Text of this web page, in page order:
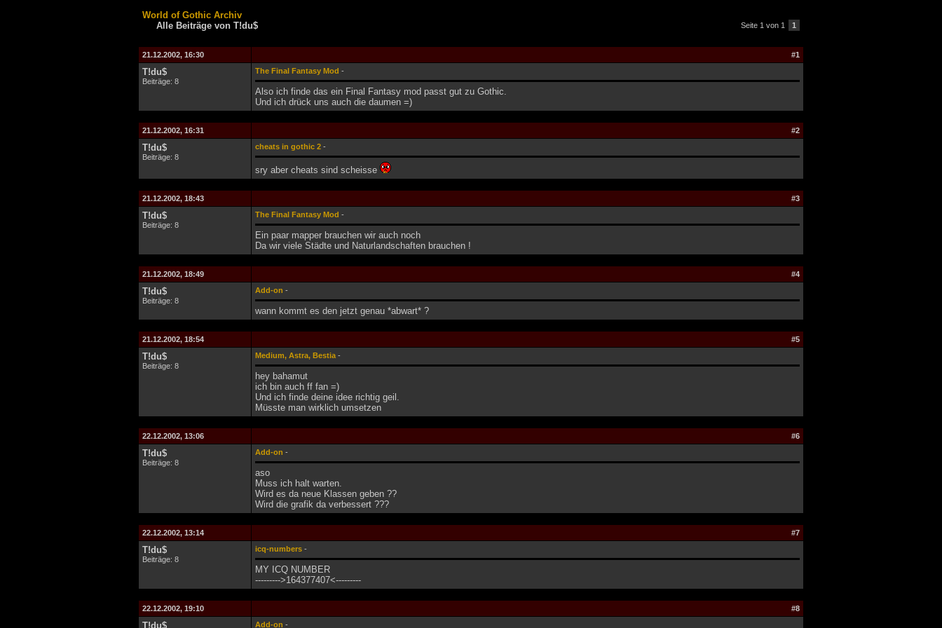
World of Gothic Archiv
Alle Beiträge von T!du$
Seite 1 von 1 1
21.12.2002, 16:30 #1
T!du$
Beiträge: 8
The Final Fantasy Mod -
Also ich finde das ein Final Fantasy mod passt gut zu Gothic.
Und ich drück uns auch die daumen =)
21.12.2002, 16:31 #2
T!du$
Beiträge: 8
cheats in gothic 2 -
sry aber cheats sind scheisse
21.12.2002, 18:43 #3
T!du$
Beiträge: 8
The Final Fantasy Mod -
Ein paar mapper brauchen wir auch noch
Da wir viele Städte und Naturlandschaften brauchen !
21.12.2002, 18:49 #4
T!du$
Beiträge: 8
Add-on -
wann kommt es den jetzt genau *abwart* ?
21.12.2002, 18:54 #5
T!du$
Beiträge: 8
Medium, Astra, Bestia -
hey bahamut
ich bin auch ff fan =)
Und ich finde deine idee richtig geil.
Müsste man wirklich umsetzen
22.12.2002, 13:06 #6
T!du$
Beiträge: 8
Add-on -
aso
Muss ich halt warten.
Wird es da neue Klassen geben ??
Wird die grafik da verbessert ???
22.12.2002, 13:14 #7
T!du$
Beiträge: 8
icq-numbers -
MY ICQ NUMBER
--------->164377407<---------
22.12.2002, 19:10 #8
T!du$ Add-on -